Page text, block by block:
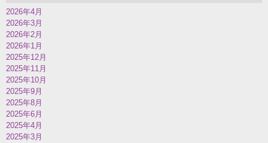
2026年4月
2026年3月
2026年2月
2026年1月
2025年12月
2025年11月
2025年10月
2025年9月
2025年8月
2025年6月
2025年4月
2025年3月